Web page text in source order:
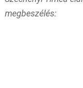
megbeszélés: